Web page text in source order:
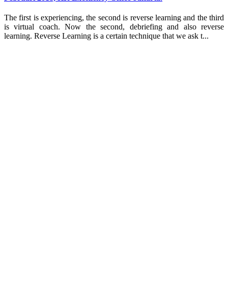
The first is experiencing, the second is reverse learning and the third
is virtual coach. Now the second, debriefing and also reverse
learning. Reverse Learning is a certain technique that we ask t...